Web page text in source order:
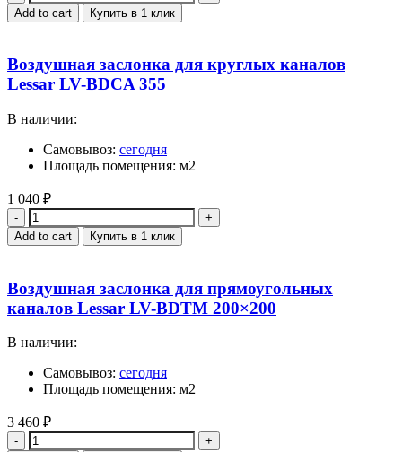
Add to cart Купить в 1 клик
Воздушная заслонка для круглых каналов
Lessar LV-BDCA 355
В наличии:
Самовывоз: сегодня
Площадь помещения: м2
1 040 ₽
Quantity
Add to cart Купить в 1 клик
Воздушная заслонка для прямоугольных
каналов Lessar LV-BDTM 200×200
В наличии:
Самовывоз: сегодня
Площадь помещения: м2
3 460 ₽
Quantity